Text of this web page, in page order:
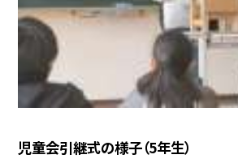
児童会引継式の様子（5年生）